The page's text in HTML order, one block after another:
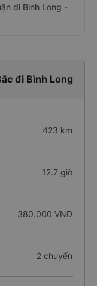
đi Bình Long -
đi Bình Long
423 km
12.7 giờ
380.000 VNĐ
2 chuyến